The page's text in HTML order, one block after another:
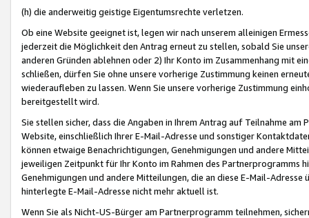
(h) die anderweitig geistige Eigentumsrechte verletzen.
Ob eine Website geeignet ist, legen wir nach unserem alleinigen
jederzeit die Möglichkeit den Antrag erneut zu stellen, sobald Sie
anderen Gründen ablehnen oder 2) Ihr Konto im Zusammenhang mit
schließen, dürfen Sie ohne unsere vorherige Zustimmung keinen
wiederaufleben zu lassen. Wenn Sie unsere vorherige Zustimmung
bereitgestellt wird.
Sie stellen sicher, dass die Angaben in Ihrem Antrag auf Teilnahme
Website, einschließlich Ihrer E-Mail-Adresse und sonstiger
können etwaige Benachrichtigungen, Genehmigungen und andere
jeweiligen Zeitpunkt für Ihr Konto im Rahmen des Partnerprogramms
Genehmigungen und andere Mitteilungen, die an diese E-Mail-
hinterlegte E-Mail-Adresse nicht mehr aktuell ist.
Wenn Sie als Nicht-US-Bürger am Partnerprogramm teilnehmen,